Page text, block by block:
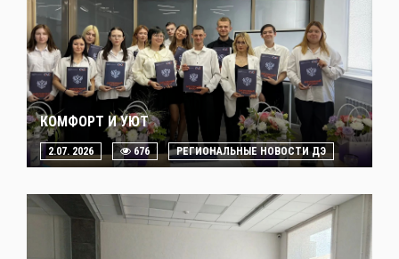
КОМФОРТ И УЮТ
2.07. 2026 676 РЕГИОНАЛЬНЫЕ НОВОСТИ ДЭ